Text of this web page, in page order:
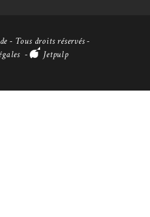
- Tous droits réservés -
- Jetpulp